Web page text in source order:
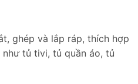
ghép và lắp ráp, thích hợp
tủ tivi, tủ quần áo, tủ